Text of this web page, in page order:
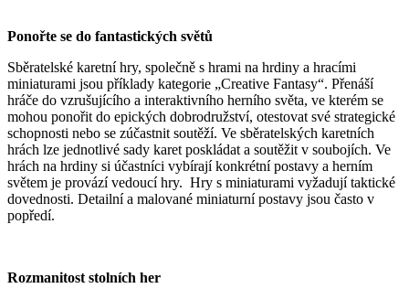
Ponořte se do fantastických světů
Sběratelské karetní hry, společně s hrami na hrdiny a hracími
miniaturami jsou příklady kategorie „Creative Fantasy“. Přenáší
hráče do vzrušujícího a interaktivního herního světa, ve kterém se
mohou ponořit do epických dobrodružství, otestovat své strategické
schopnosti nebo se zúčastnit soutěží. Ve sběratelských karetních
hrách lze jednotlivé sady karet poskládat a soutěžit v soubojích. Ve
hrách na hrdiny si účastníci vybírají konkrétní postavy a herním
světem je provází vedoucí hry. Hry s miniaturami vyžadují taktické
dovednosti. Detailní a malované miniaturní postavy jsou často v
popředí.
Rozmanitost stolních her